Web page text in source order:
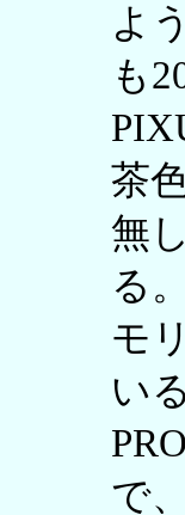
よ
も
茶
無
る
モ
い
で